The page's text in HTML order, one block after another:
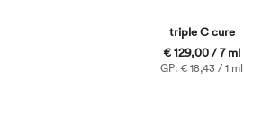
triple C cure
€ 129,00 / 7 ml
GP: € 18,43 / 1 ml